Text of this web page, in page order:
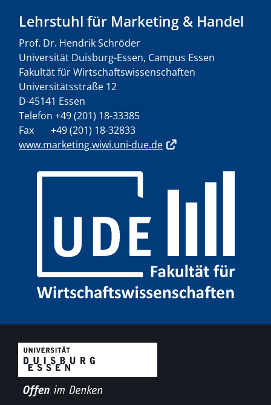
Lehrstuhl für Marketing & Handel
Prof. Dr. Hendrik Schröder
Universität Duisburg-Essen, Campus Essen
Fakultät für Wirtschaftswissenschaften
Universitätsstraße 12
D-45141 Essen
Telefon +49 (201) 18-33385
Fax +49 (201) 18-32833
www.marketing.wiwi.uni-due.de